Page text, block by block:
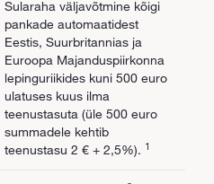
Sularaha väljavõtmine kõigi
pankade automaatidest
Eestis, Suurbritannias ja
Euroopa Majanduspiirkonna
lepinguriikides kuni 500 euro
ulatuses kuus ilma
teenustasuta (üle 500 euro
summadele kehtib
teenustasu 2 € + 2,5%). 1